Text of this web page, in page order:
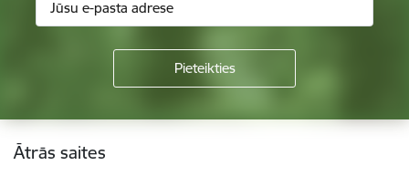
Kājene
Ātrās saites